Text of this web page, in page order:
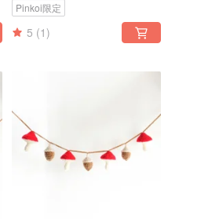
Pinkoi限定
5 (1)